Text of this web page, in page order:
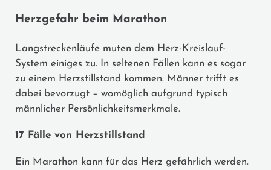
Herzgefahr beim Marathon
Langstreckenläufe muten dem Herz-Kreislauf-
System einiges zu. In seltenen Fällen kann es sogar
zu einem Herzstillstand kommen. Männer trifft es
dabei bevorzugt – womöglich aufgrund typisch
männlicher Persönlichkeitsmerkmale.
17 Fälle von Herzstillstand
Ein Marathon kann für das Herz gefährlich werden.